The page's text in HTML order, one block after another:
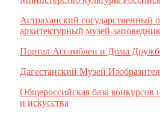
Астраханский государственный
архитектурный музей-заповедник
Портал Ассамблеи и Дома
Дагестанский Музей
Общероссийская база конкурсов
и искусства